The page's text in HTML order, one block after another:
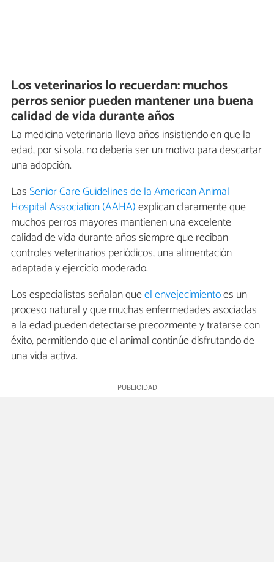
Los veterinarios lo recuerdan: muchos
perros senior pueden mantener una buena
calidad de vida durante años
La medicina veterinaria lleva años insistiendo en que la
edad, por sí sola, no debería ser un motivo para descartar
una adopción.
LasSenior Care Guidelines de la American Animal
Hospital Association (AAHA)explican claramente que
muchos perros mayores mantienen una excelente
calidad de vida durante años siempre que reciban
controles veterinarios periódicos, una alimentación
adaptada y ejercicio moderado.
Los especialistas señalan queel envejecimientoes un
proceso natural y que muchas enfermedades asociadas
a la edad pueden detectarse precozmente y tratarse con
éxito, permitiendo que el animal continúe disfrutando de
una vida activa.